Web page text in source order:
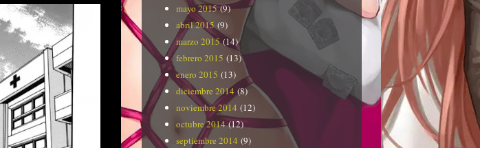
mayo 2015(9)
abril 2015 (9)
marzo 2015(14)
febrero 2015 (13)
enero 2015 (13)
diciembre 2014 (8)
noviembre 2014 (12)
octubre 2014(12)
septiembre 2014 (9)